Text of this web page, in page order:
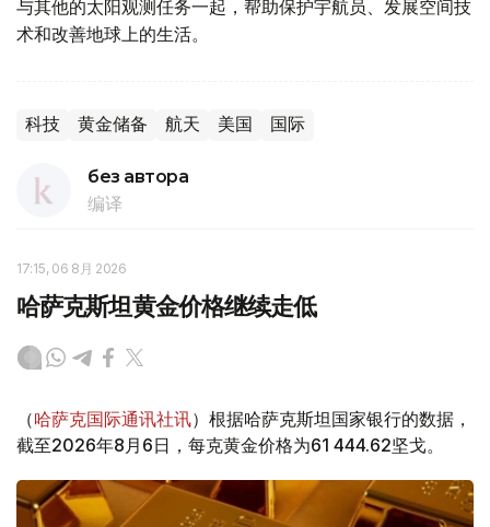
与其他的太阳观测任务一起，帮助保护宇航员、发展空间技
术和改善地球上的生活。
科技 黄金储备 航天 美国 国际
без автора
编译
17:15, 06 8月 2026
哈萨克斯坦黄金价格继续走低
（哈萨克国际通讯社讯）根据哈萨克斯坦国家银行的数据，
截至2026年8月6日，每克黄金价格为61 444.62坚戈。